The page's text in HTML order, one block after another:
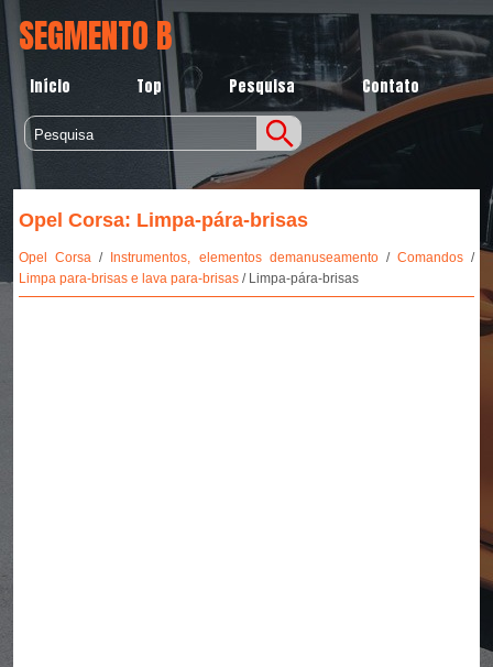
SEGMENTO B
Início Top Pesquisa Contato
Opel Corsa: Limpa-pára-brisas
Opel Corsa/ Instrumentos, elementos demanuseamento/Comandos /
Limpa para-brisas e lava para-brisas/ Limpa-pára-brisas